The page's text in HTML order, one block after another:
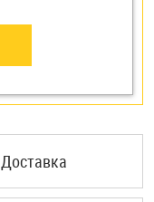
Доставка